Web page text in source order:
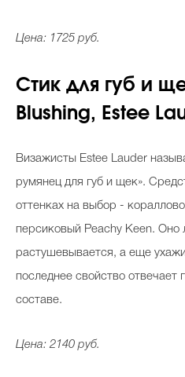
Цена: 1725 руб.
Стик для губ и
Blushing, Estee
Визажисты Estee Lauder
румянец для губ и щек».
оттенках на выбор -
персиковый Peachy Keen. Оно
растушевывается, а еще
последнее свойство отвечает
составе.
Цена: 2140 руб.